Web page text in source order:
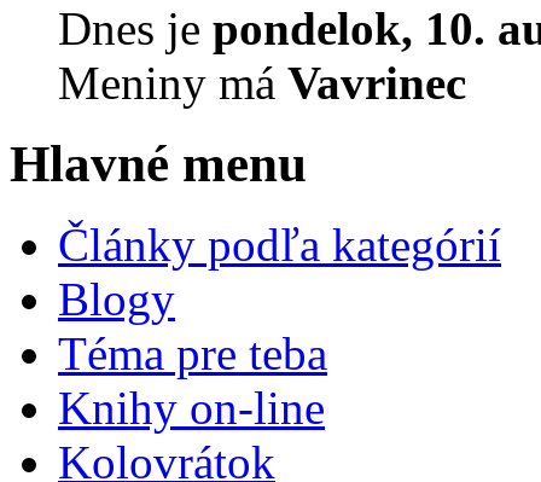
Dnes je pondelok, 10.
Meniny má Vavrinec
Hlavné menu
Články podľa kategórií
Blogy
Téma pre teba
Knihy on-line
Kolovrátok